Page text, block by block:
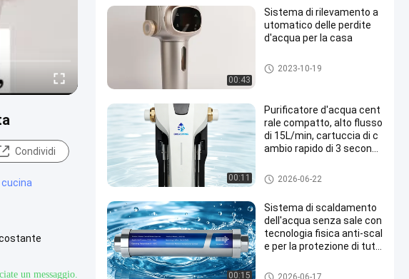
Condividi
costante
un messaggio.
00:43
Sistema di rilevamento a
utomatico delle perdite
d'acqua per la casa
Rivelatore di perdita astuto
2023-10-19
00:11
Purificatore d'acqua cent
rale compatto, alto flusso
di 15L/min, cartuccia di c
ambio rapido di 3 secondi,
nte, protezione dell'acqua
compatta per l'intera cas
Intero dalla Camera filtro pre
2026-06-22
00:15
Sistema di scaldamento
dell'acqua senza sale con
tecnologia fisica anti-scal
e per la protezione di tutt
discalciatore di acqua per tutt
2026-06-17